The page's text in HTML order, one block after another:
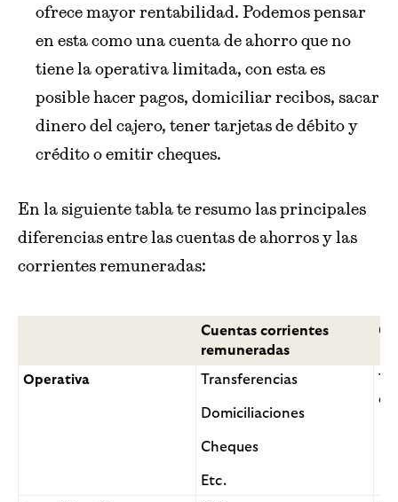
ofrece mayor rentabilidad. Podemos pensar
en esta como una cuenta de ahorro que no
tiene la operativa limitada, con esta es
posible hacer pagos, domiciliar recibos, sacar
dinero del cajero, tener tarjetas de débito y
crédito o emitir cheques.
En la siguiente tabla te resumo las principales
diferencias entre las cuentas de ahorros y las
corrientes remuneradas:
Cuentas corrientes
remuneradas
Operativa Transferencias
Domiciliaciones
Cheques
Etc.